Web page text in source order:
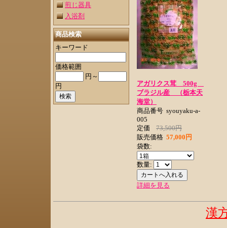
煎じ器具
入浴剤
商品検索
キーワード
価格範囲
円～
円
アガリクス茸 500g
ブラジル産 （栃本天
海堂）
商品番号 syouyaku-a-
005
定価 73,500円
販売価格 57,000円
袋数:
数量:
詳細を見る
漢